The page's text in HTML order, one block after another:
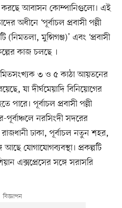
করছে আবাসন কোম্পানিগুলো। এই
অধীনে ‘পূর্বাচল প্রবাসী পল্লী
(নিমতলা, মুন্সিগঞ্জ)’ এবং ‘প্রবাসী
কাজ চলছে ।
৩ ও ৫ কাঠা আয়তনের
যা দীর্ঘমেয়াদি বিনিয়োগের
পারে। পূর্বাচল প্রবাসী পল্লী
পূর্বাঞ্চলে নরসিংদী সদরের
ঢাকা, পূর্বাচল নতুন শহর,
আছে যোগাযোগব্যবস্থা। প্রকল্পটি
এক্সপ্রেসের সঙ্গে সরাসরি